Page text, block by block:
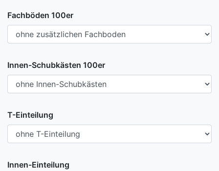
Fachböden 100er
Innen-Schubkästen 100er
T-Einteilung
Innen-Einteilung